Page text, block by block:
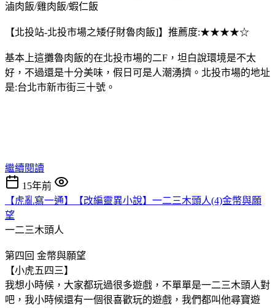
滷肉飯/雞肉飯/蝦仁飯
【北投站-北投市場之矮仔財魯肉飯]】推薦度:★★★★☆
基本上這攤魯肉飯的在北投市場的二F，坦白說環境是不太
好，不過還是十分美味，假日可是人潮湧擠。北投市場的地址
是:台北市新市街三十號。
繼續閱讀
15年前
【虎亂寫一通】【改編靈異小說】一二三木頭人(4)金幣與願
望
一二三木頭人
第四回 金幣與願望
【小虎五四三】
我想小時候，大家都玩過很多遊戲，不單單是一二三木頭人對
吧，我小時候還有一個很喜歡玩的遊戲，我們都叫他尋寶遊